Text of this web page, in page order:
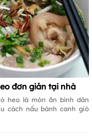
đơn giản tại nhà
heo là món ăn bình dân
cách nấu bánh canh giò